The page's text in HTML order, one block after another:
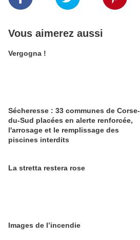
Vous aimerez aussi
Vergogna !
Sécheresse : 33 communes de Corse-
du-Sud placées en alerte renforcée,
l'arrosage et le remplissage des
piscines interdits
La stretta restera rose
Images de l’incendie